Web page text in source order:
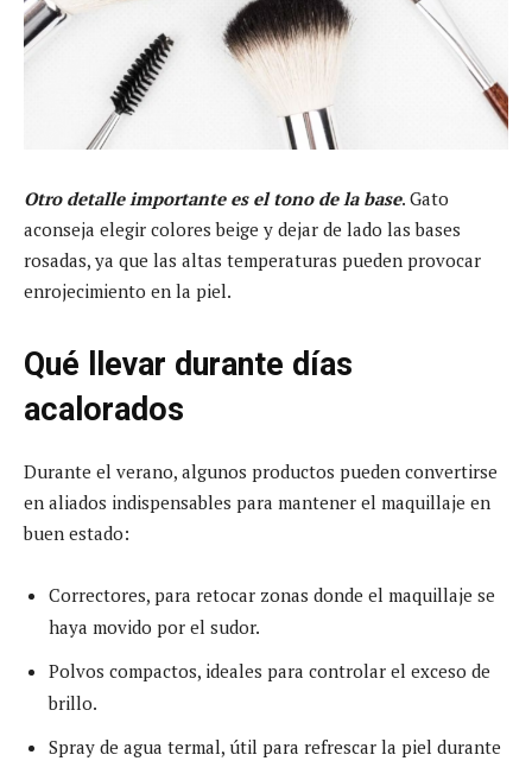
Otro detalle importante es el tono de la base. Gato
aconseja elegir colores beige y dejar de lado las bases
rosadas, ya que las altas temperaturas pueden provocar
enrojecimiento en la piel.
Qué llevar durante días
acalorados
Durante el verano, algunos productos pueden convertirse
en aliados indispensables para mantener el maquillaje en
buen estado:
Correctores, para retocar zonas donde el maquillaje se
haya movido por el sudor.
Polvos compactos, ideales para controlar el exceso de
brillo.
Spray de agua termal, útil para refrescar la piel durante